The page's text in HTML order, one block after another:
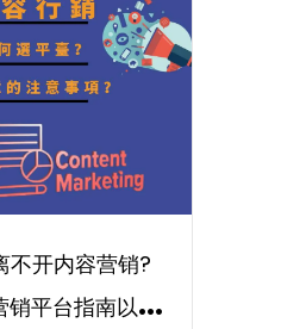
不开内容营销?
平台指南以及